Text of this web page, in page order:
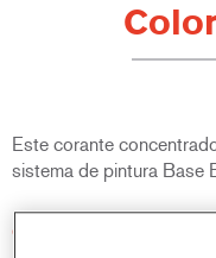
Este corante
sistema de pintura Base
Características do